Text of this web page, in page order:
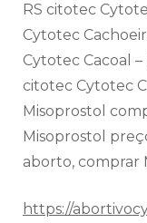
RS citotec
Cytotec
Cytotec Cacoal
citotec Cytotec
Misoprostol
Misoprostol
aborto, comprar
https://